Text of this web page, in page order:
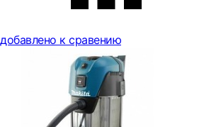
добавлено к сравению